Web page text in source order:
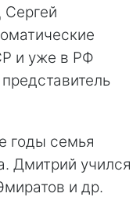
Сергей
и уже в РФ
годы семья
Дмитрий учился
и др.